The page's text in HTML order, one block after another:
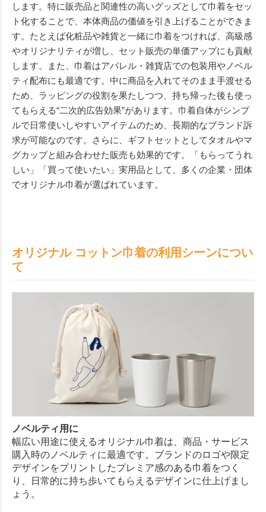
します。特に販売品と関連性の高いグッズとして巾着をセッ
ト化することで、本体商品の価値を引き上げることができま
す。たとえば化粧品や雑貨と一緒に巾着をつければ、高級感
やオリジナリティが増し、セット販売の単価アップにも貢献
します。また、巾着はアパレル・雑貨店での包装用やノベル
ティ配布にも最適です。中に商品を入れてそのまま手渡せる
ため、ラッピングの役割を果たしつつ、持ち帰った後も使っ
てもらえる“二次的広告効果”があります。巾着自体がシンプ
ルで日常使いしやすいアイテムのため、長期的なブランド訴
求が可能なのです。さらに、ギフトセットとしてタオルやマ
グカップと組み合わせた販売も効果的です。「もらってうれ
しい」「買って使いたい」実用品として、多くの企業・団体
でオリジナル巾着が選ばれています。
オリジナル コットン巾着の利用シーンについ
て
ノベルティ用に
幅広い用途に使えるオリジナル巾着は、商品・サービス
購入時のノベルティに最適です。ブランドのロゴや限定
デザインをプリントしたプレミア感のある巾着をつく
り、日常的に持ち歩いてもらえるデザインに仕上げまし
ょう。